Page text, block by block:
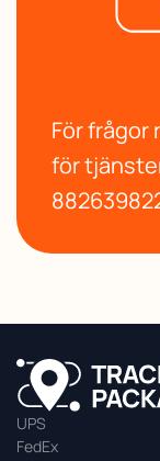
För
för
UPS
FedEx